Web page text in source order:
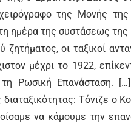
της Μονής της
ημέρα της συστάσεως
ζητήματος, οι ταξικοί
μέχρι το 1922,
Ρωσική Επανάσταση.
Τόνιζε ο
να κάμουμε την